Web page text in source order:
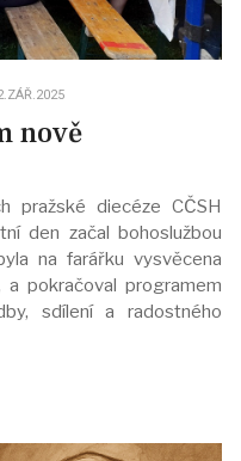
nově
pražské diecéze CČSH
den začal bohoslužbou
na farářku vysvěcena
pokračoval programem
sdílení a radostného